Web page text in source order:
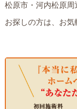
松原市・河内松原
お探しの方は、お気